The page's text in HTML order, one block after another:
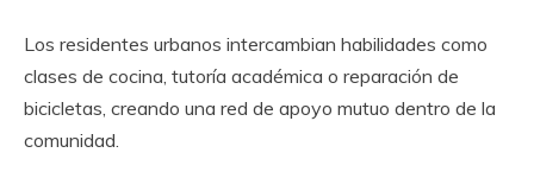
Los residentes urbanos intercambian habilidades como
clases de cocina, tutoría académica o reparación de
bicicletas, creando una red de apoyo mutuo dentro de la
comunidad.